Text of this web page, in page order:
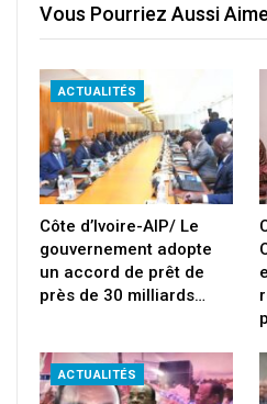
Vous Pourriez Aussi
ACTUALITÉS
Côte d’Ivoire-AIP/ Le
gouvernement adopte
un accord de prêt de
près de 30 milliards…
ACTUALITÉS